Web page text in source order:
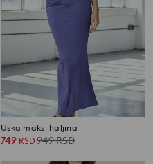
Uska maksi haljina
749 RSD 949RSD